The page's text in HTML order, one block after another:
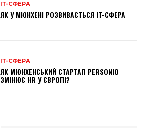
ІТ-СФЕРА
ЯК У МЮНХЕНІ РОЗВИВАЄТЬСЯ IT-СФЕРА
ІТ-СФЕРА
ЯК МЮНХЕНСЬКИЙ СТАРТАП PERSONIO
ЗМІНЮЄ HR У ЄВРОПІ?